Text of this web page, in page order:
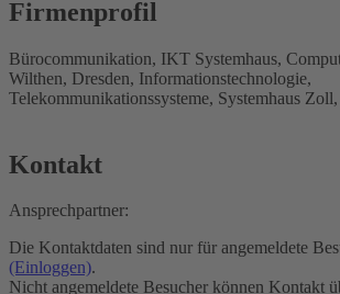
Firmenprofil
Bürocommunikation, IKT Systemhaus,
Wilthen, Dresden, Informationstechnologie,
Telekommunikationssysteme, Systemhaus
Kontakt
Ansprechpartner:
Die Kontaktdaten sind nur für angemeldete
(Einloggen).
Nicht angemeldete Besucher können Kontakt